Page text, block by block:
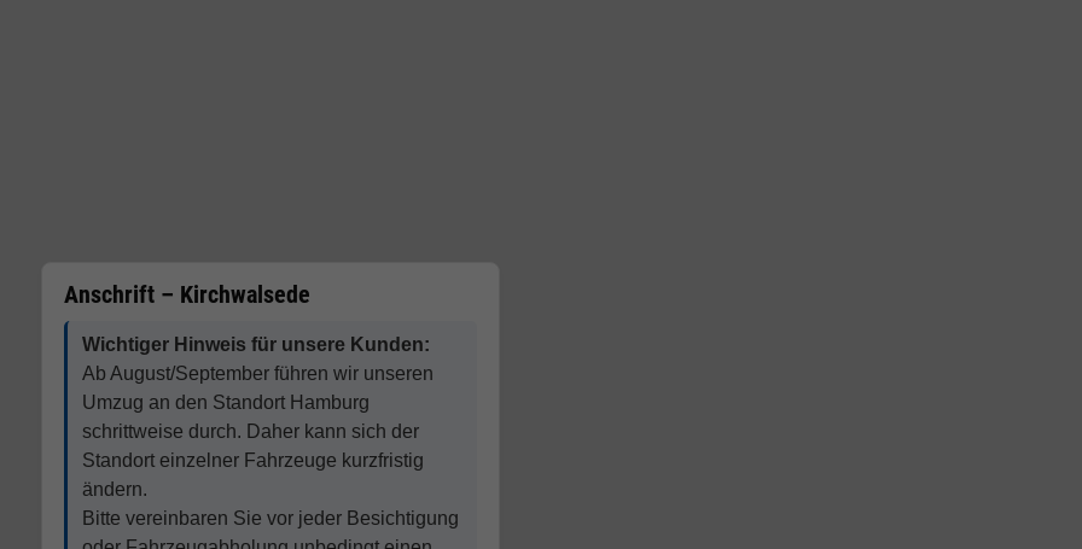
Anschrift – Kirchwalsede
Wichtiger Hinweis für unsere Kunden:
Ab August/September führen wir unseren
Umzug an den Standort Hamburg
schrittweise durch. Daher kann sich der
Standort einzelner Fahrzeuge kurzfristig
ändern.
Bitte vereinbaren Sie vor jeder Besichtigung